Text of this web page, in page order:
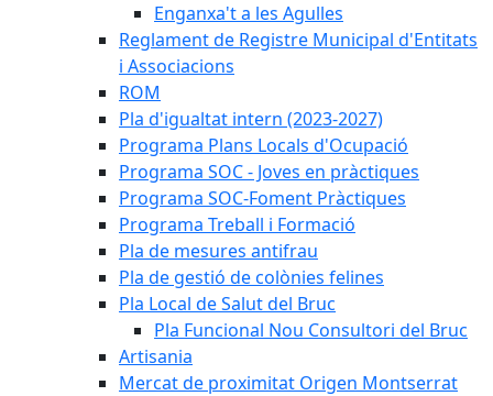
Enganxa't a les Agulles
Reglament de Registre Municipal d'Entitats
i Associacions
ROM
Pla d'igualtat intern (2023-2027)
Programa Plans Locals d'Ocupació
Programa SOC - Joves en pràctiques
Programa SOC-Foment Pràctiques
Programa Treball i Formació
Pla de mesures antifrau
Pla de gestió de colònies felines
Pla Local de Salut del Bruc
Pla Funcional Nou Consultori del Bruc
Artisania
Mercat de proximitat Origen Montserrat